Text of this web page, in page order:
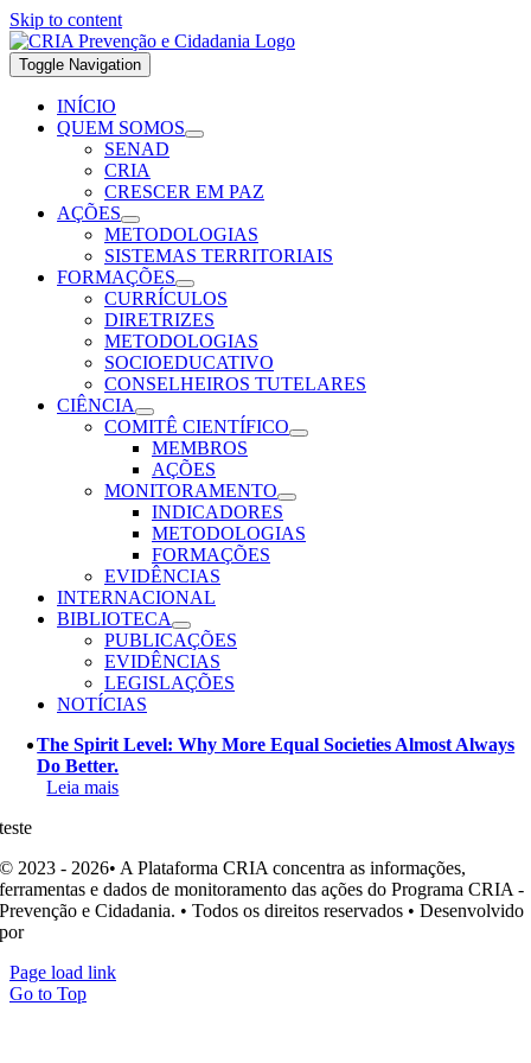
Skip to content
Toggle Navigation
INÍCIO
QUEM SOMOS
SENAD
CRIA
CRESCER EM PAZ
AÇÕES
METODOLOGIAS
SISTEMAS TERRITORIAIS
FORMAÇÕES
CURRÍCULOS
DIRETRIZES
METODOLOGIAS
SOCIOEDUCATIVO
CONSELHEIROS TUTELARES
CIÊNCIA
COMITÊ CIENTÍFICO
MEMBROS
AÇÕES
MONITORAMENTO
INDICADORES
METODOLOGIAS
FORMAÇÕES
EVIDÊNCIAS
INTERNACIONAL
BIBLIOTECA
PUBLICAÇÕES
EVIDÊNCIAS
LEGISLAÇÕES
NOTÍCIAS
The Spirit Level: Why More Equal Societies Almost Always
Do Better.
Leia mais
teste
© 2023 - 2026• A Plataforma CRIA concentra as informações,
ferramentas e dados de monitoramento das ações do Programa CRIA -
Prevenção e Cidadania. • Todos os direitos reservados • Desenvolvido
por
Page load link
Go to Top